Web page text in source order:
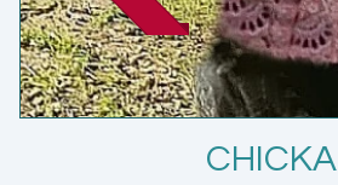
CHICKA